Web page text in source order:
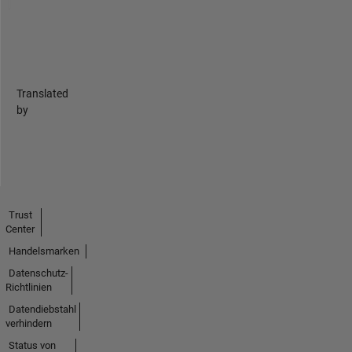
Translated
by
Trust
Center
Handelsmarken
Datenschutz-
Richtlinien
Datendiebstahl
verhindern
Status von